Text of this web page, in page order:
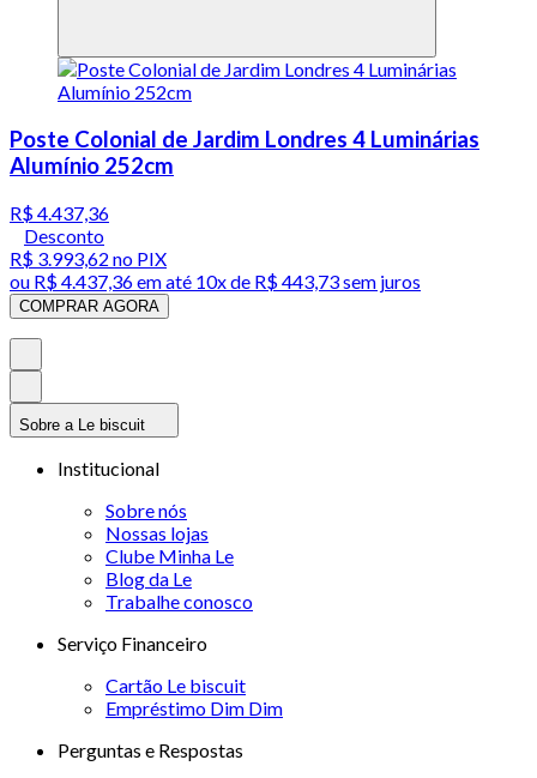
Poste Colonial de Jardim Londres 4 Luminárias
Alumínio 252cm
R$ 4.437,36
Desconto
R$ 3.993,62 no PIX
ou R$ 4.437,36em até 10x de R$ 443,73 sem juros
COMPRAR AGORA
Sobre a Le biscuit
Institucional
Sobre nós
Nossas lojas
Clube Minha Le
Blog da Le
Trabalhe conosco
Serviço Financeiro
Cartão Le biscuit
Empréstimo Dim Dim
Perguntas e Respostas